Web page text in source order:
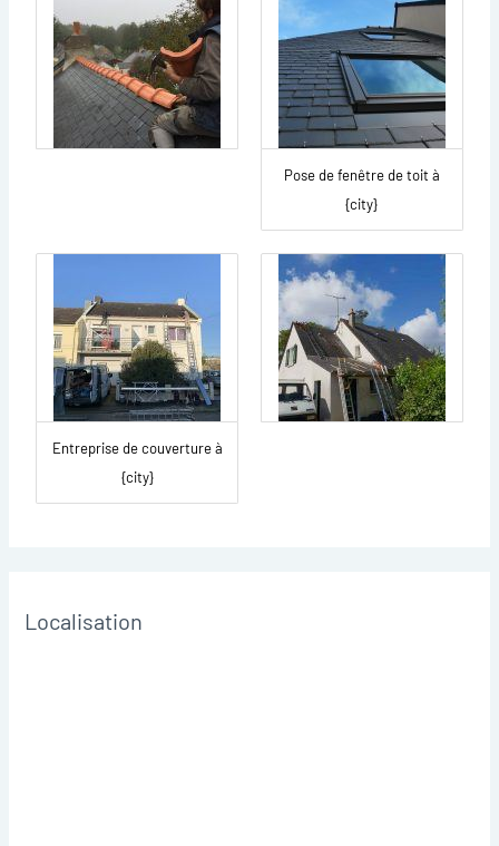
Pose de fenêtre de toit à
{city}
Entreprise de couverture à
{city}
Localisation